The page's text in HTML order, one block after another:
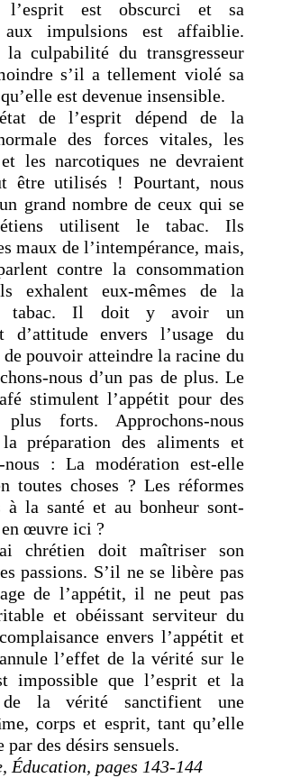
l’esprit est obscurci et sa
aux impulsions est affaiblie.
la culpabilité du transgresseur
s’il a tellement violé sa
est devenue insensible.
de l’esprit dépend de la
des forces vitales, les
les narcotiques ne devraient
être utilisés ! Pourtant, nous
grand nombre de ceux qui se
utilisent le tabac. Ils
maux de l’intempérance, mais,
contre la consommation
exhalent eux-mêmes de la
tabac. Il doit y avoir un
d’attitude envers l’usage du
de pouvoir atteindre la racine du
nous d’un pas de plus. Le
stimulent l’appétit pour des
plus forts. Approchons-nous
préparation des aliments et
nous : La modération est-elle
toutes choses ? Les réformes
à la santé et au bonheur sont-
œuvre ici ?
chrétien doit maîtriser son
passions. S’il ne se libère pas
de l’appétit, il ne peut pas
et obéissant serviteur du
envers l’appétit et
l’effet de la vérité sur le
impossible que l’esprit et la
de la vérité sanctifient une
corps et esprit, tant qu’elle
par des désirs sensuels.
Éducation, pages 143-144